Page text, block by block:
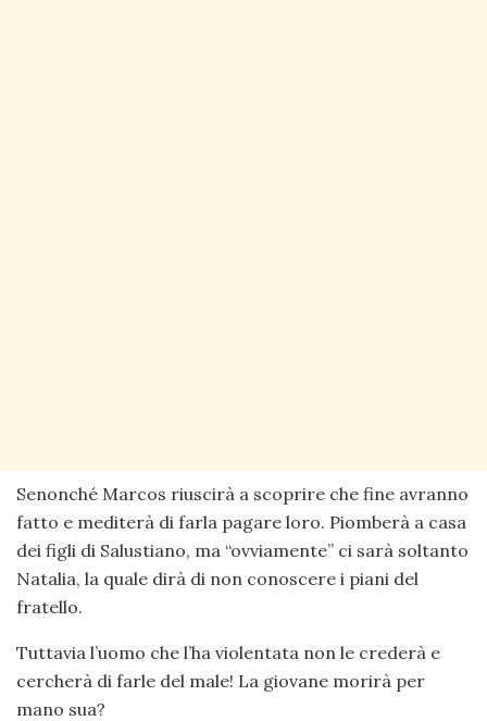
Senonché Marcos riuscirà a scoprire che fine avranno
fatto e mediterà di farla pagare loro. Piomberà a casa
dei figli di Salustiano, ma “ovviamente” ci sarà soltanto
Natalia, la quale dirà di non conoscere i piani del
fratello.
Tuttavia l’uomo che l’ha violentata non le crederà e
cercherà di farle del male! La giovane morirà per
mano sua?